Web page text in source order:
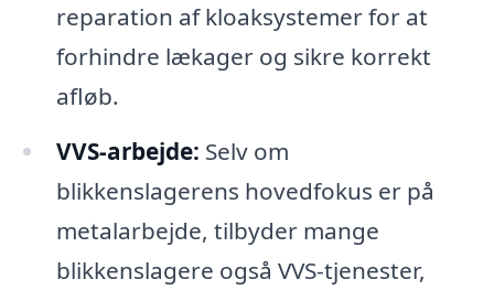
reparation af kloaksystemer for at
forhindre lækager og sikre korrekt
afløb.
VVS-arbejde: Selv om
blikkenslagerens hovedfokus er på
metalarbejde, tilbyder mange
blikkenslagere også VVS-tjenester,